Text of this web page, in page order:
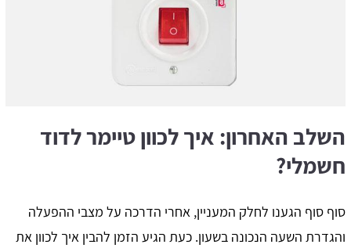
השלב האחרון: איך לכוון טיימר לדוד
חשמלי?
סוף סוף הגענו לחלק המעניין, אחרי הדרכה על מצבי ההפעלה
והגדרת השעה הנכונה בשעון. כעת הגיע הזמן להבין איך לכוון את